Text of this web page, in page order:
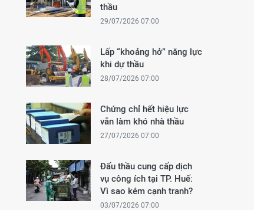
thầu
29/07/2026 07:00
Lấp “khoảng hở” năng lực
khi dự thầu
28/07/2026 07:00
Chứng chỉ hết hiệu lực
vẫn làm khó nhà thầu
27/07/2026 07:00
Đấu thầu cung cấp dịch
vụ công ích tại TP. Huế:
Vì sao kém cạnh tranh?
03/07/2026 07:00